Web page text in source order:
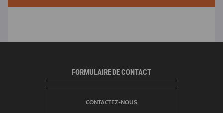
FORMULAIRE DE CONTACT
CONTACTEZ-NOUS